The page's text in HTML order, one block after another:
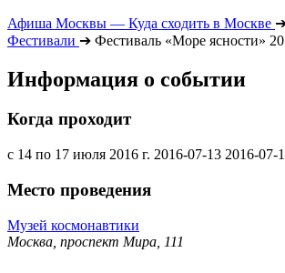
Афиша Москвы — Куда сходить в Москве
Фестивали ➔ Фестиваль «Море ясности»
Информация о событии
Когда проходит
с 14 по 17 июля 2016 г. 2016-07-13 2016-07-
Место проведения
Музей космонавтики
Москва, проспект Мира, 111